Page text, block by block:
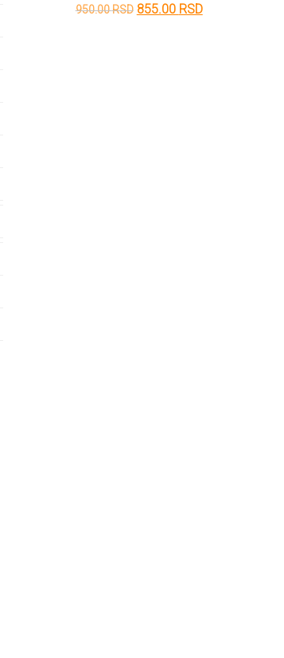
950.00RSD Originalna
855.00 RSDTrenutna